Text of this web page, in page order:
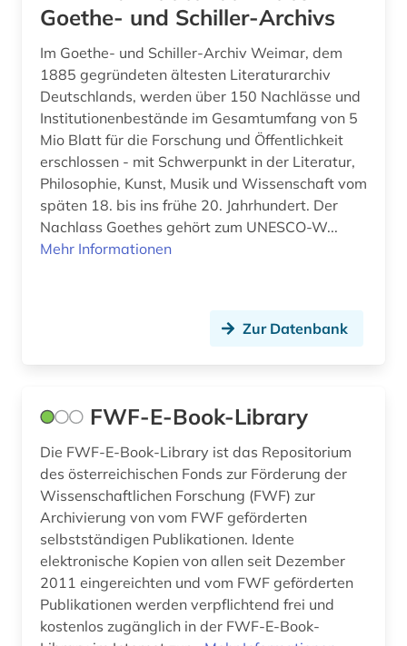
Goethe- und Schiller-Archivs
Im Goethe- und Schiller-Archiv Weimar, dem
1885 gegründeten ältesten Literaturarchiv
Deutschlands, werden über 150 Nachlässe und
Institutionenbestände im Gesamtumfang von 5
Mio Blatt für die Forschung und Öffentlichkeit
erschlossen - mit Schwerpunkt in der Literatur,
Philosophie, Kunst, Musik und Wissenschaft vom
späten 18. bis ins frühe 20. Jahrhundert. Der
Nachlass Goethes gehört zum UNESCO-W...
Mehr Informationen
Zur Datenbank
FWF-E-Book-Library
Die FWF-E-Book-Library ist das Repositorium
des österreichischen Fonds zur Förderung der
Wissenschaftlichen Forschung (FWF) zur
Archivierung von vom FWF geförderten
selbstständigen Publikationen. Idente
elektronische Kopien von allen seit Dezember
2011 eingereichten und vom FWF geförderten
Publikationen werden verpflichtend frei und
kostenlos zugänglich in der FWF-E-Book-